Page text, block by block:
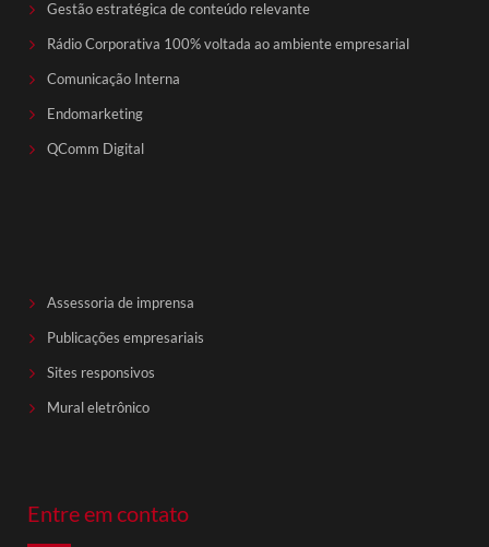
Gestão estratégica de conteúdo relevante
Rádio Corporativa 100% voltada ao ambiente empresarial
Comunicação Interna
Endomarketing
QComm Digital
Assessoria de imprensa
Publicações empresariais
Sites responsivos
Mural eletrônico
Entre em contato